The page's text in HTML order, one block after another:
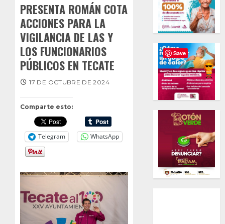
PRESENTA ROMÁN COTA
ACCIONES PARA LA
VIGILANCIA DE LAS Y
LOS FUNCIONARIOS
PÚBLICOS EN TECATE
Comparte esto:
Telegram WhatsApp
17 DE OCTUBRE DE 2024
Save